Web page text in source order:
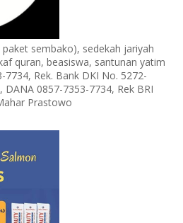
sembako), sedekah jariyah
quran, beasiswa, santunan yatim
7734, Rek. Bank DKI No. 5272-
0857-7353-7734, Rek BRI
Prastowo